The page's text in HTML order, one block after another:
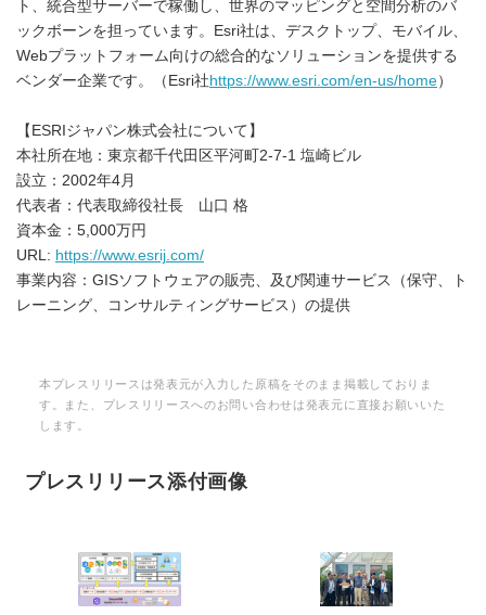
ト、統合型サーバーで稼働し、世界のマッピングと空間分析のバ
ックボーンを担っています。Esri社は、デスクトップ、モバイル、
Webプラットフォーム向けの総合的なソリューションを提供する
ベンダー企業です。（Esri社 https://www.esri.com/en-us/home）
【ESRIジャパン株式会社について】
本社所在地：東京都千代田区平河町2-7-1 塩崎ビル
設立：2002年4月
代表者：代表取締役社長 山口 格
資本金：5,000万円
URL: https://www.esrij.com/
事業内容：GISソフトウェアの販売、及び関連サービス（保守、ト
レーニング、コンサルティングサービス）の提供
本プレスリリースは発表元が入力した原稿をそのまま掲載しておりま
す。また、プレスリリースへのお問い合わせは発表元に直接お願いいた
します。
プレスリリース添付画像